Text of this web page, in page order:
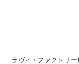
ラヴィ・ファクトリー